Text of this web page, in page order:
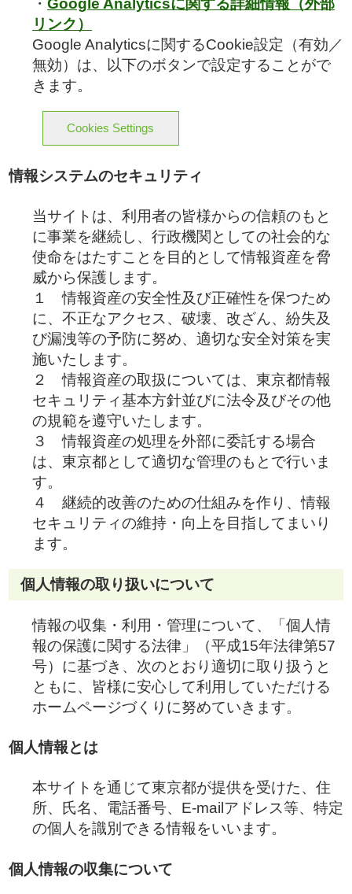
・ Google Analyticsに関する詳細情報（外部
リンク）
Google Analyticsに関するCookie設定（有効／
無効）は、以下のボタンで設定することがで
きます。
Cookies Settings
情報システムのセキュリティ
当サイトは、利用者の皆様からの信頼のもと
に事業を継続し、行政機関としての社会的な
使命をはたすことを目的として情報資産を脅
威から保護します。
１ 情報資産の安全性及び正確性を保つため
に、不正なアクセス、破壊、改ざん、紛失及
び漏洩等の予防に努め、適切な安全対策を実
施いたします。
２ 情報資産の取扱については、東京都情報
セキュリティ基本方針並びに法令及びその他
の規範を遵守いたします。
３ 情報資産の処理を外部に委託する場合
は、東京都として適切な管理のもとで行いま
す。
４ 継続的改善のための仕組みを作り、情報
セキュリティの維持・向上を目指してまいり
ます。
個人情報の取り扱いについて
情報の収集・利用・管理について、「個人情
報の保護に関する法律」（平成15年法律第57
号）に基づき、次のとおり適切に取り扱うと
ともに、皆様に安心して利用していただける
ホームページづくりに努めていきます。
個人情報とは
本サイトを通じて東京都が提供を受けた、住
所、氏名、電話番号、E-mailアドレス等、特定
の個人を識別できる情報をいいます。
個人情報の収集について